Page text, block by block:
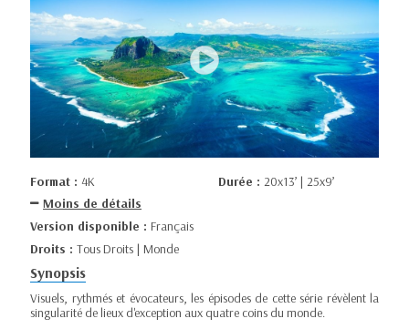
Format : 4K Durée : 20x13’ | 25x9’
Moins de détails
Version disponible : Français
Droits : Tous Droits | Monde
Synopsis
Visuels, rythmés et évocateurs, les épisodes de cette série révèlent la
singularité de lieux d'exception aux quatre coins du monde.